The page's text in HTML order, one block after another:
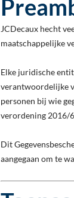
JCDecaux hecht
maatschappelijke
Elke juridische
verantwoordelijke
personen bij wie
verordening 2016/
Dit
aangegaan om te